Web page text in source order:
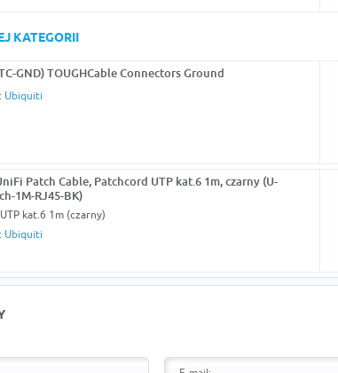
KATEGORII
GND) TOUGHCable Connectors Ground
Ubiquiti
Patch Cable, Patchcord UTP kat.6 1m, czarny (U-
1M-RJ45-BK)
kat.6 1m (czarny)
Ubiquiti